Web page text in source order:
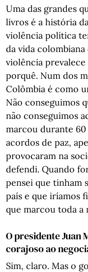
Uma das grandes
livros é a história
violência política
da vida colombiana
violência
porquê. Num dos
Colômbia é como
Não conseguimos
não conseguimos
marcou durante 60
acordos de paz,
provocaram na
defendi. Quando
pensei que tinham
país e que iríamos
que marcou toda a
O presidente Juan
corajoso ao
Sim, claro. Mas o